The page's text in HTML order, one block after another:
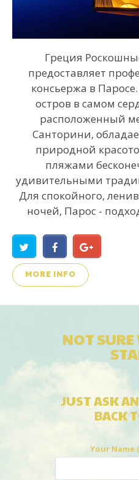
Греция
предоставляет
консьержа в
остров в самом
расположенный
Санторини,
природной
пляжами
удивительными
Для спокойного,
ночей, Парос -
MORE INFO
NOT SURE
JUST ASK
BACK
Your Name